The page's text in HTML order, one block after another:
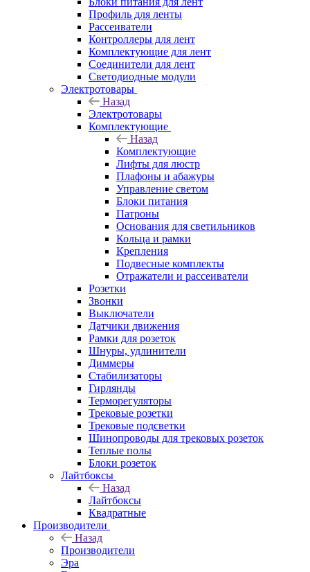
Профиль для ленты
Рассеиватели
Контроллеры для лент
Комплектующие для лент
Соединители для лент
Светодиодные модули
Электротовары
Назад
Электротовары
Комплектующие
Назад
Комплектующие
Лифты для люстр
Плафоны и абажуры
Управление светом
Блоки питания
Патроны
Основания для светильников
Кольца и рамки
Крепления
Подвесные комплекты
Отражатели и рассеиватели
Розетки
Звонки
Выключатели
Датчики движения
Рамки для розеток
Шнуры, удлинители
Диммеры
Стабилизаторы
Гирлянды
Терморегуляторы
Трековые розетки
Трековые подсветки
Шинопроводы для трековых розеток
Теплые полы
Блоки розеток
Лайтбоксы
Назад
Лайтбоксы
Квадратные
Производители
Назад
Производители
Эра